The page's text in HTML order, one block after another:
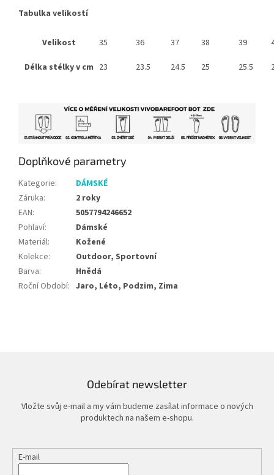
Tabulka velikostí
Velikost 35 36 37 38 39
Délka stélky v cm 23 23.5 24.5 25 25.5
Doplňkové parametry
Kategorie:
DÁMSKÉ
Záruka:
2 roky
EAN:
5057794246652
Pohlaví:
Dámské
Materiál:
Kožené
Kolekce:
Outdoor, Sportovní
Barva:
Hnědá
Roční Období: Jaro, Léto, Podzim, Zima
Odebírat newsletter
Vložte svůj e-mail a my vám budeme zasílat informace o nových
produktech na našem e-shopu.
E-mail